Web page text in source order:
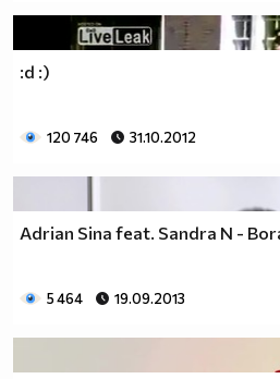
:d :)
120 746 31.10.2012
Adrian Sina feat. Sandra N -
5 464 19.09.2013